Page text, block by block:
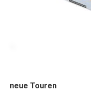
neue Touren